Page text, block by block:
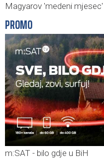
Magyarov 'medeni
PROMO
m:SAT - bilo gdje u BiH